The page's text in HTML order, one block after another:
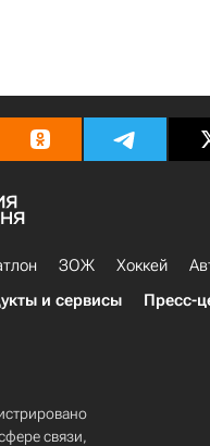
ЗОЖ Хоккей
и сервисы Пресс-
связи,